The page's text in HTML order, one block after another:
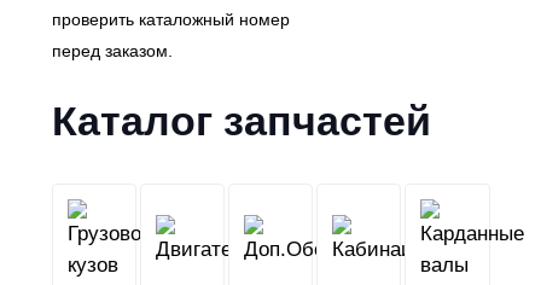
проверить каталожный номер
перед заказом.
Каталог запчастей
Грузовой
кузов
Двигатель Кабина